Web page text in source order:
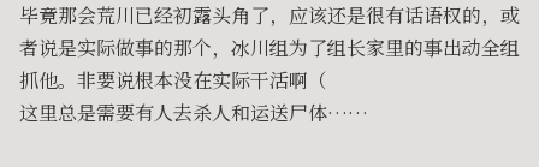
毕竟那会荒川已经初露头角了，应该还是很有话语权的，或
者说是实际做事的那个，冰川组为了组长家里的事出动全组
抓他。非要说根本没在实际干活啊（
这里总是需要有人去杀人和运送尸体……